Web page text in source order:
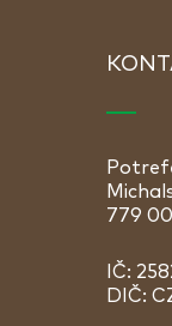
779
IČ:
DIČ: